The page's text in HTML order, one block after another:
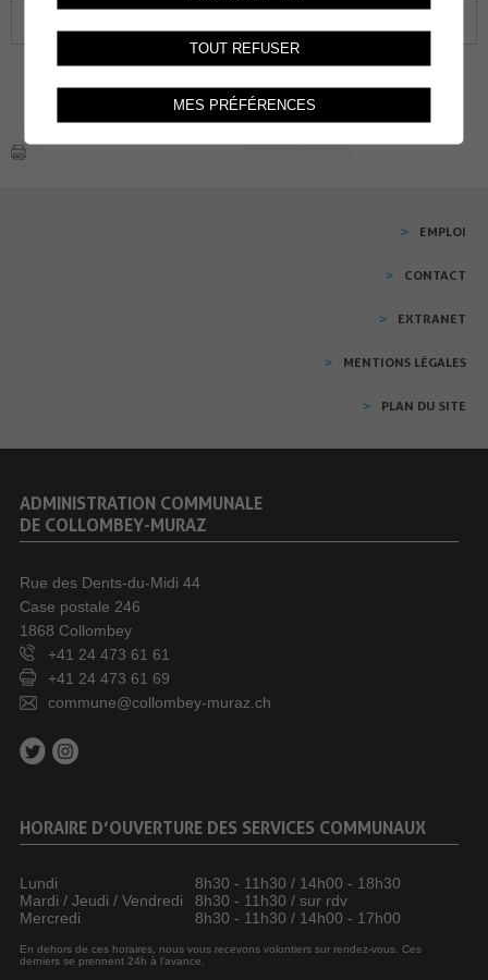
EMPLOI
CONTACT
EXTRANET
MENTIONS LÉGALES
PLAN DU SITE
ADMINISTRATION COMMUNALE
DE COLLOMBEY-MURAZ
Rue des Dents-du-Midi 44
Case postale 246
1868 Collombey
+41 24 473 61 61
+41 24 473 61 69
commune@collombey-muraz.ch
HORAIRE D’OUVERTURE DES SERVICES COMMUNAUX
Lundi
8h30 - 11h30 / 14h00 - 18h30
Mardi / Jeudi / Vendredi
8h30 - 11h30 / sur rdv
Mercredi
8h30 - 11h30 / 14h00 - 17h00
En dehors de ces horaires, nous vous recevons volontiers sur rendez-vous. Ces
derniers se prennent 24h à l’avance.
TOUT REFUSER
MES PRÉFÉRENCES